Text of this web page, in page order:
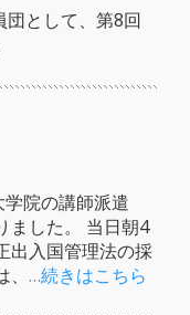
団として、第8回
院の講師派遣
ました。 当日朝4
出入国管理法の採
…続きはこちら